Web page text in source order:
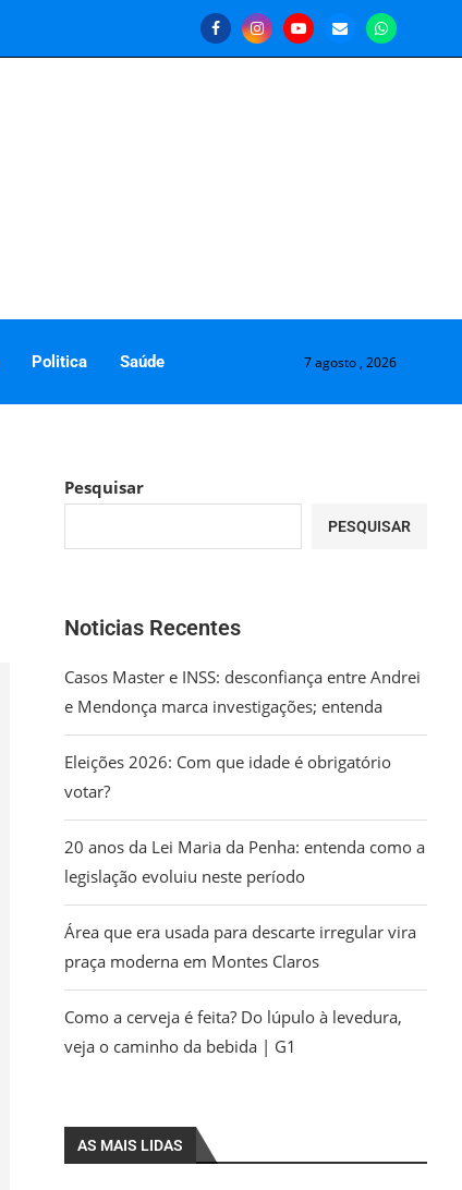
Politica Saúde 7 agosto , 2026
Pesquisar
PESQUISAR
Noticias Recentes
Casos Master e INSS: desconfiança entre Andrei
e Mendonça marca investigações; entenda
Eleições 2026: Com que idade é obrigatório
votar?
20 anos da Lei Maria da Penha: entenda como a
legislação evoluiu neste período
Área que era usada para descarte irregular vira
praça moderna em Montes Claros
Como a cerveja é feita? Do lúpulo à levedura,
veja o caminho da bebida | G1
AS MAIS LIDAS